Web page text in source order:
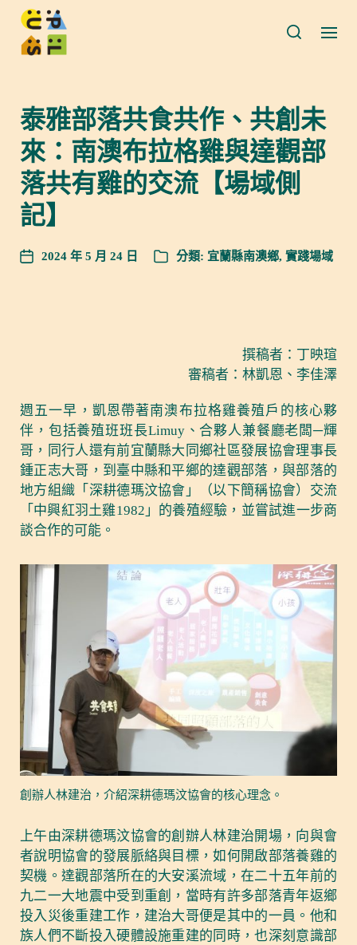
泰雅部落共食共作、共創未
來：南澳布拉格雞與達觀部
落共有雞的交流【場域側
記】
2024 年 5 月 24 日 分類: 宜蘭縣南澳鄉, 實踐場域
撰稿者：丁映瑄
審稿者：林凱恩、李佳澤
週五一早，凱恩帶著南澳布拉格雞養殖戶的核心夥
伴，包括養殖班班長Limuy、合夥人兼餐廳老闆─輝
哥，同行人還有前宜蘭縣大同鄉社區發展協會理事長
鍾正志大哥，到臺中縣和平鄉的達觀部落，與部落的
地方組織「深耕德瑪汶協會」（以下簡稱協會）交流
「中興紅羽土雞1982」的養殖經驗，並嘗試進一步商
談合作的可能。
創辦人林建治，介紹深耕德瑪汶協會的核心理念。
上午由深耕德瑪汶協會的創辦人林建治開場，向與會
者說明協會的發展脈絡與目標，如何開啟部落養雞的
契機。達觀部落所在的大安溪流域，在二十五年前的
九二一大地震中受到重創，當時有許多部落青年返鄉
投入災後重建工作，建治大哥便是其中的一員。他和
族人們不斷投入硬體設施重建的同時，也深刻意識部